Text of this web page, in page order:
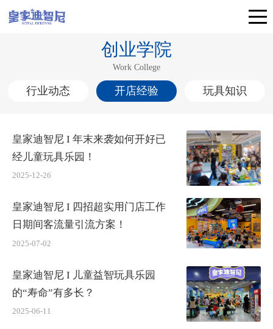
创业学院
Work College
行业动态 开店经验 玩具知识
皇家迪智尼 I 年末来袭如何开好已
经儿童玩具乐园！
2025-12-26
皇家迪智尼 I 四招超实用门店工作
日期间客流量引流方案！
2025-07-02
皇家迪智尼 I 儿童益智玩具乐园
的“寿命”有多长？
2025-06-11